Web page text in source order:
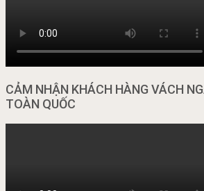
CẢM NHẬN KHÁCH HÀNG VÁCH
TOÀN QUỐC